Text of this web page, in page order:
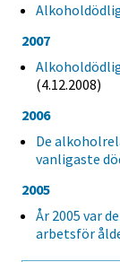
2007
(4.12.2008)
2006
De
vanligaste
2005
År 2005 var
arbetsför